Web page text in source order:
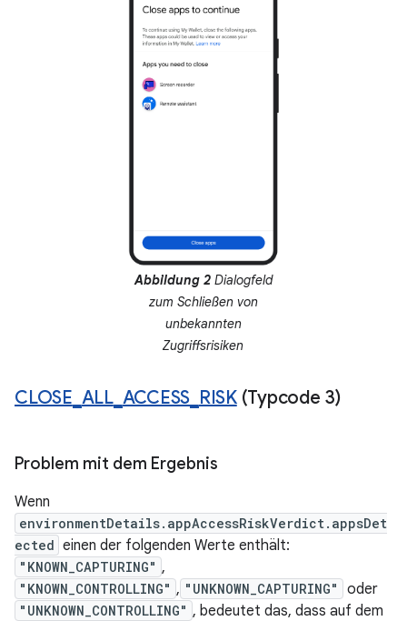
Abbildung 2Dialogfeld
zum Schließen von
unbekannten
Zugriffsrisiken
CLOSE ALL_ ACCESS RISK(Typcode 3)
Problem mit dem Ergebnis
Wenn
environmentDetails.appAccessRiskVerdict.appsDet
ected einen der folgenden Werte enthält:
"KNOWN_CAPTURING" ,
"KNOWN_CONTROLLING" , "UNKNOWN_CAPTURING" oder
"UNKNOWN_CONTROLLING" , bedeutet das, dass auf dem